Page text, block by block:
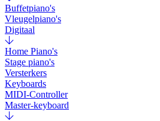
Buffetpiano's
Vleugelpiano's
Digitaal
Home Piano's
Stage piano's
Versterkers
Keyboards
MIDI-Controller
Master-keyboard